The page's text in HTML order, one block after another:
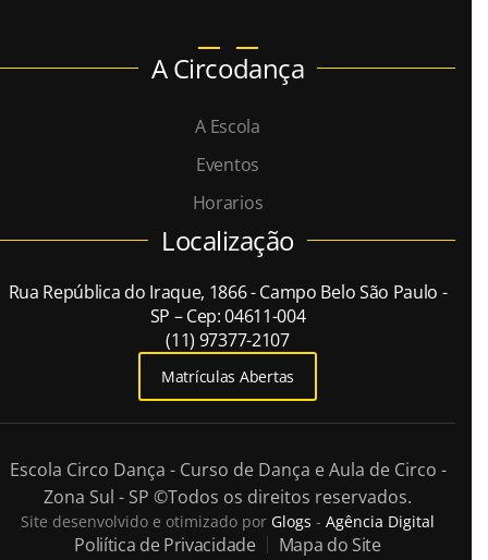
A Circodança
A Escola
Eventos
Horarios
Localização
Rua República do Iraque, 1866 - Campo Belo São Paulo -
SP – Cep: 04611-004
(11) 97377-2107
Matrículas Abertas
Escola Circo Dança - Curso de Dança e Aula de Circo -
Zona Sul - SP ©Todos os direitos reservados.
Site desenvolvido e otimizado por Glogs - Agência Digital
Poliítica de Privacidade Mapa do Site